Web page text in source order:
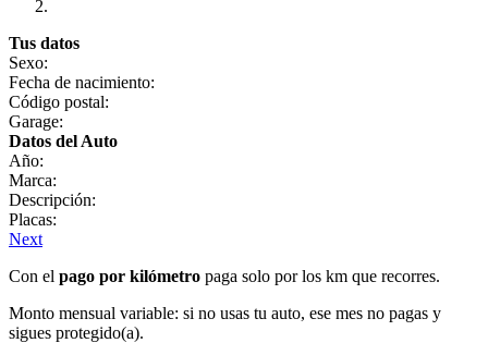
Tus datos
Sexo:
Fecha de nacimiento:
Código postal:
Garage:
Datos del Auto
Año:
Marca:
Descripción:
Placas:
Next
Con el pago por kilómetro paga solo por los km que recorres.
Monto mensual variable: si no usas tu auto, ese mes no pagas y
sigues protegido(a).